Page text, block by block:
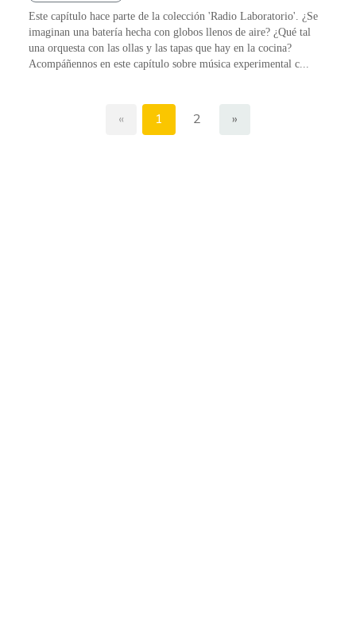
Este capítulo hace parte de la colección 'Radio Laboratorio'. ¿Se
imaginan una batería hecha con globos llenos de aire? ¿Qué tal
una orquesta con las ollas y las tapas que hay en la cocina?
Acompáñennos en este capítulo sobre música experimental c...
« 1 2 »